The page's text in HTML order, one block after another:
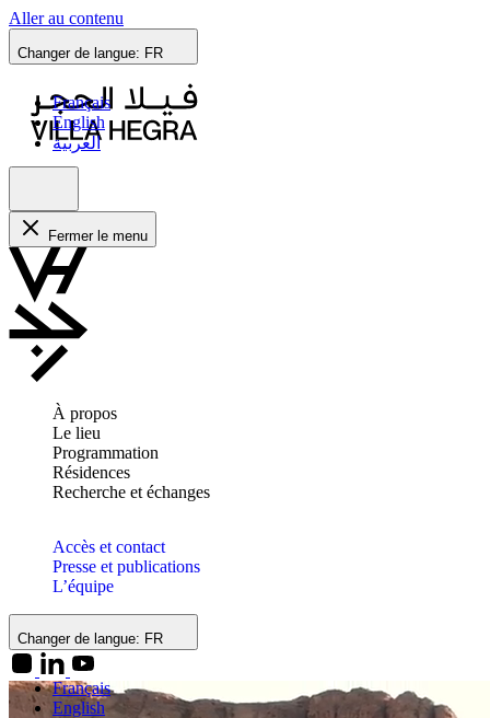
Aller au contenu
Changer de langue: FR
Français
English
العربية
Fermer le menu
À propos
Le lieu
Programmation
Résidences
Recherche et échanges
Accès et contact
Presse et publications
L’équipe
Changer de langue: FR
Français
English